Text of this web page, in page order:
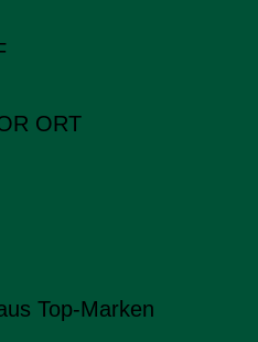
ORT
Top-Marken